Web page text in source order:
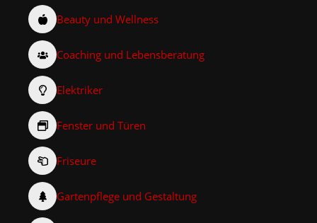
Beauty und Wellness
Coaching und Lebensberatung
Elektriker
Fenster und Türen
Friseure
Gartenpflege und Gestaltung